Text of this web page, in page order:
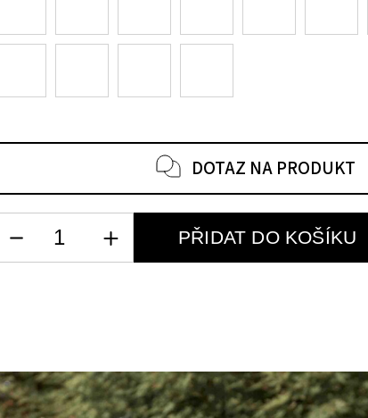
DOTAZ NA PRODUKT
PŘIDAT DO KOŠÍKU